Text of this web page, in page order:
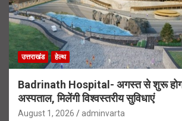
उत्तराखंड हेल्थ
Badrinath Hospital- अगस्त से शुरू
अस्पताल, मिलेंगी विश्वस्तरीय सुविधाएं
August 1, 2026 adminvarta